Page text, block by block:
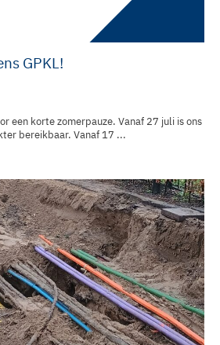
GPKL!
een korte zomerpauze. Vanaf 27 juli is ons
bereikbaar. Vanaf 17 ...